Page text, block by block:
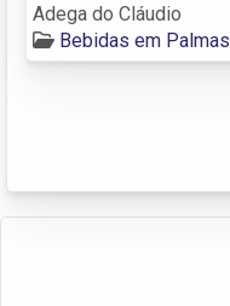
Adega do Cláudio
Bebidas em Palmas